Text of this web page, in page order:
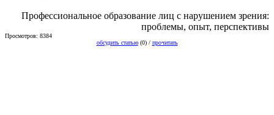
Профессиональное образование лиц с нарушением зрения:
проблемы, опыт, перспективы
Просмотров: 8384
обсудить статью(0) / прочитать